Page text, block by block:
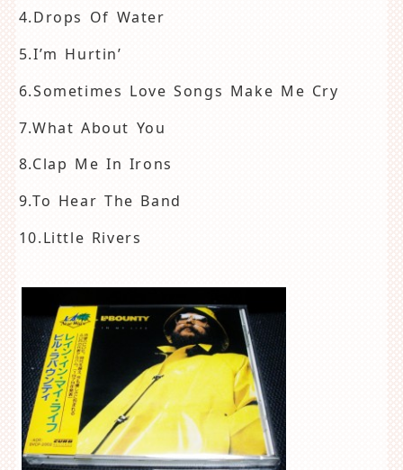
4.Drops Of Water
5.I’m Hurtin’
6.Sometimes Love Songs Make Me Cry
7.What About You
8.Clap Me In Irons
9.To Hear The Band
10.Little Rivers